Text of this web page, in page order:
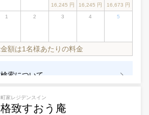
町家レジデンスイン
格致すおう庵